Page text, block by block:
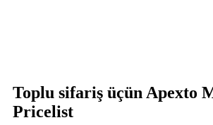
Toplu sifariş üçün Apexto
Pricelist